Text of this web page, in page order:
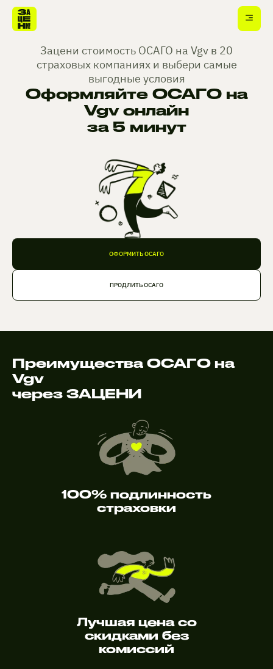
Зацени стоимость ОСАГО на Vgv в 20
страховых компаниях и выбери самые
выгодные условия
Оформляйте ОСАГО на
Vgv онлайн
за 5 минут
ОФОРМИТЬ ОСАГО
ПРОДЛИТЬ ОСАГО
Преимущества ОСАГО на
Vgv
через ЗАЦЕНИ
100% подлинность
страховки
Лучшая цена со
скидками без
комиссий